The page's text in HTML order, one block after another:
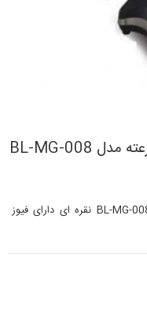
چرخ گوشت Bishel پرقدرت دوسرعته مدل BL-MG-008
چرخ گوشت Bishel پرقدرت دوسرعته مدل BL-MG-008 نقره ای دارای فیوز